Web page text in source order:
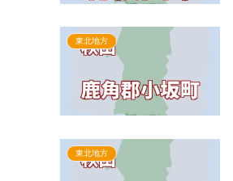
東北地方
東北地方